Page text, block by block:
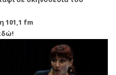
101,1 fm